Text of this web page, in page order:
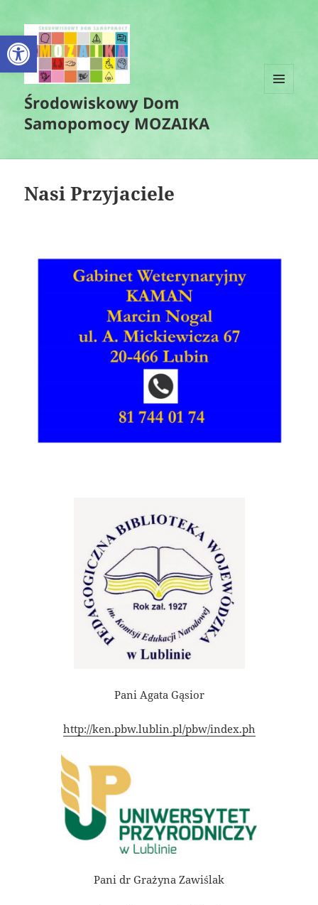
Otwórz pasek narzędzi
Środowiskowy Dom
Samopomocy MOZAIKA
Nasi Przyjaciele
Pani Agata Gąsior
http://ken.pbw.lublin.pl/pbw/index.ph
Pani dr Grażyna Zawiślak